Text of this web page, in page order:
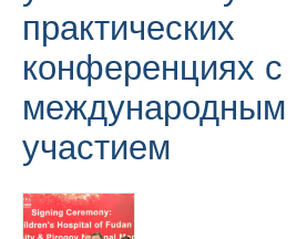
практических
конференциях с
международным
участием